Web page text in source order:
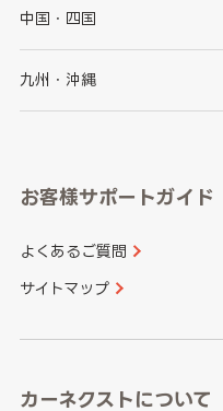
千葉県
石川県
山梨県
愛知県
大阪府
京都府
和歌山県
中国・四国
鳥取県
山口県
香川県
九州・沖縄
長崎県
大分県
お客様サポートガイド
よくあるご質問
サイトマップ
カーネクストについて